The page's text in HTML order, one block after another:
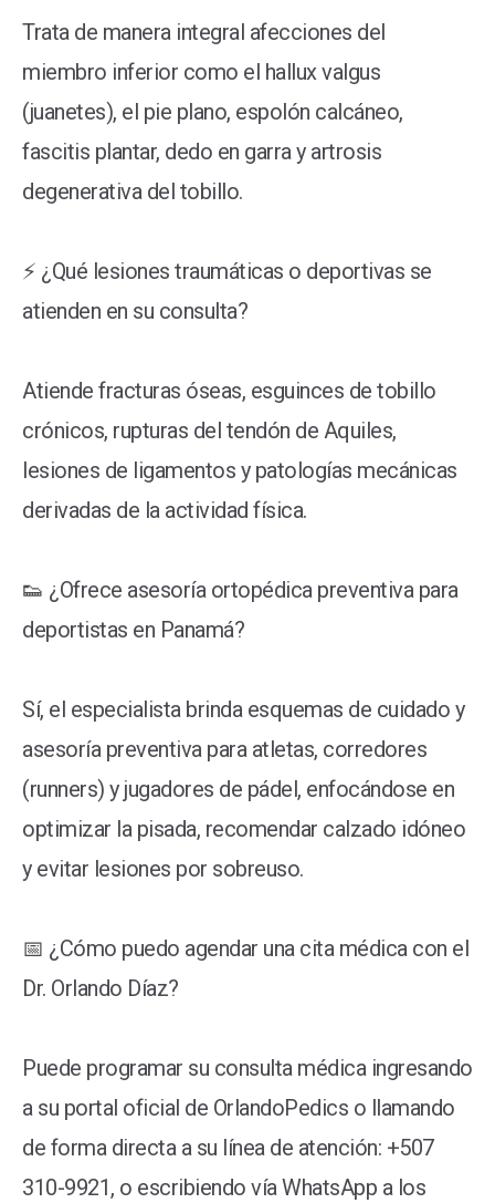
Trata de manera integral afecciones del
miembro inferior como el hallux valgus
(juanetes), el pie plano, espolón calcáneo,
fascitis plantar, dedo en garra y artrosis
degenerativa del tobillo.
⚡ ¿Qué lesiones traumáticas o deportivas se
atienden en su consulta?
Atiende fracturas óseas, esguinces de tobillo
crónicos, rupturas del tendón de Aquiles,
lesiones de ligamentos y patologías mecánicas
derivadas de la actividad física.
👟 ¿Ofrece asesoría ortopédica preventiva para
deportistas en Panamá?
Sí, el especialista brinda esquemas de cuidado y
asesoría preventiva para atletas, corredores
(runners) y jugadores de pádel, enfocándose en
optimizar la pisada, recomendar calzado idóneo
y evitar lesiones por sobreuso.
📅 ¿Cómo puedo agendar una cita médica con el
Dr. Orlando Díaz?
Puede programar su consulta médica ingresando
a su portal oficial de OrlandoPedics o llamando
de forma directa a su línea de atención: +507
310-9921, o escribiendo vía WhatsApp a los